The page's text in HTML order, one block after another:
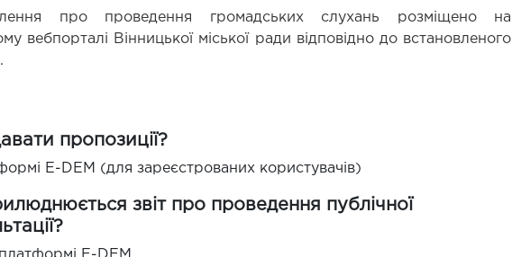
про проведення громадських слухань розміщено на
вебпорталі Вінницької міської ради відповідно до встановленого
пропозиції?
E-DEM (для зареєстрованих користувачів)
звіт про проведення публічної